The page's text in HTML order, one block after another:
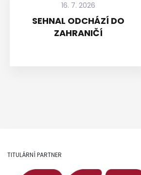
16. 7. 2026
SEHNAL ODCHÁZÍ DO
ZAHRANIČÍ
TITULÁRNÍ PARTNER